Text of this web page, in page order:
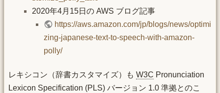
2020年4月15日の AWS ブログ記事
https://aws.amazon.com/jp/blogs/news/optimi
zing-japanese-text-to-speech-with-amazon-
polly/
レキシコン（辞書カスタマイズ）も W3C Pronunciation
Lexicon Specification (PLS) バージョン 1.0 準拠とのこ